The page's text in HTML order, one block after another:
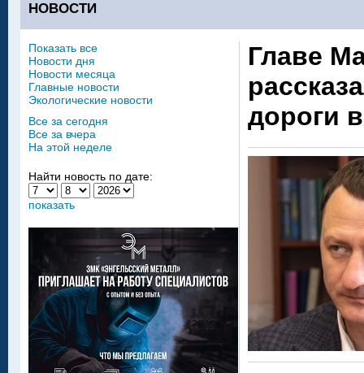
НОВОСТИ
Главе
дороги
Показать все
Новости дня
Новости месяца
Главные новости
Экологические новости
Все за сегодня
Все за вчера
На этой неделе
Найти новость по дате:
показать